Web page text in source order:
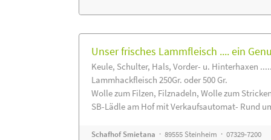
Unser frisches Lammfleisch .... ein
Keule, Schulter, Hals, Vorder- u. Hinterhaxen
Lammhackfleisch 250Gr. oder 500 Gr.
Wolle zum Filzen, Filznadeln, Wolle zum
SB-Lädle am Hof mit Verkaufsautomat- Rund
Schafhof Smietana · 89555 Steinheim · 07329-7200